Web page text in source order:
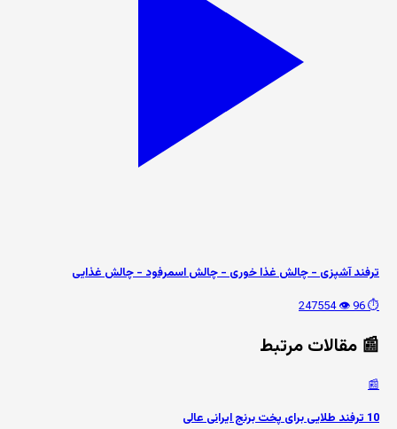
ترفند آشپزی - چالش غذا خوری - چالش اسمرفود - چالش غذایی
⏱️ 96
👁️ 247554
📰 مقالات مرتبط
📰
10 ترفند طلایی برای پخت برنج ایرانی عالی